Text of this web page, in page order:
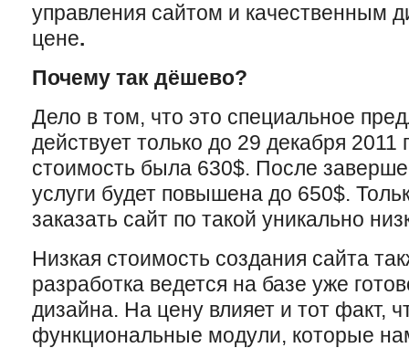
управления сайтом и качественным
цене.
Почему так дёшево?
Дело в том, что это специальное
действует только до 29 декабря 2011
стоимость была 630$. После
услуги будет повышена до 650$.
заказать сайт по такой уникально
Низкая стоимость создания сайта
разработка ведется на базе уже
дизайна. На цену влияет и тот факт,
функциональные модули, которые